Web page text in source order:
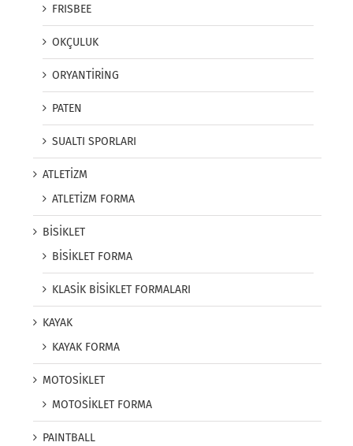
FRISBEE
OKÇULUK
ORYANTİRİNG
PATEN
SUALTI SPORLARI
ATLETİZM
ATLETİZM FORMA
BİSİKLET
BİSİKLET FORMA
KLASİK BİSİKLET FORMALARI
KAYAK
KAYAK FORMA
MOTOSİKLET
MOTOSİKLET FORMA
PAINTBALL